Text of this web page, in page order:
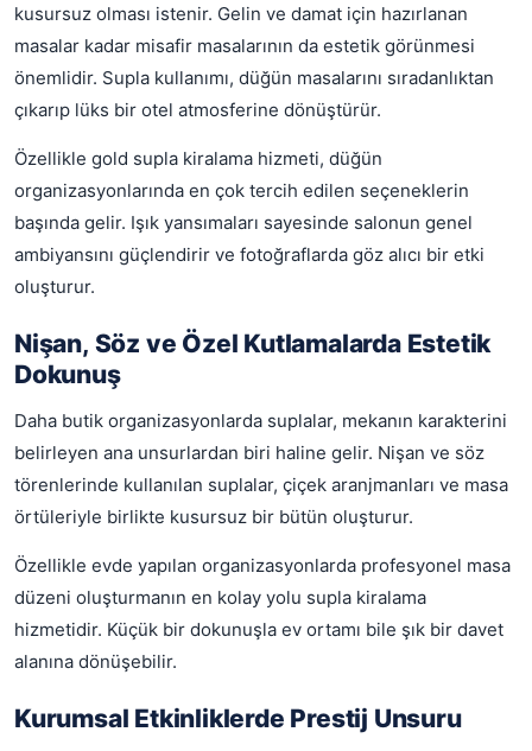
kusursuz olması istenir. Gelin ve damat için hazırlanan
masalar kadar misafir masalarının da estetik görünmesi
önemlidir. Supla kullanımı, düğün masalarını sıradanlıktan
çıkarıp lüks bir otel atmosferine dönüştürür.
Özellikle gold supla kiralama hizmeti, düğün
organizasyonlarında en çok tercih edilen seçeneklerin
başında gelir. Işık yansımaları sayesinde salonun genel
ambiyansını güçlendirir ve fotoğraflarda göz alıcı bir etki
oluşturur.
Nişan, Söz ve Özel Kutlamalarda Estetik
Dokunuş
Daha butik organizasyonlarda suplalar, mekanın karakterini
belirleyen ana unsurlardan biri haline gelir. Nişan ve söz
törenlerinde kullanılan suplalar, çiçek aranjmanları ve masa
örtüleriyle birlikte kusursuz bir bütün oluşturur.
Özellikle evde yapılan organizasyonlarda profesyonel masa
düzeni oluşturmanın en kolay yolu supla kiralama
hizmetidir. Küçük bir dokunuşla ev ortamı bile şık bir davet
alanına dönüşebilir.
Kurumsal Etkinliklerde Prestij Unsuru